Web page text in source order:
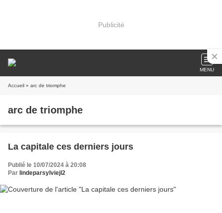
Publicité
MENU
Accueil » arc de triomphe
arc de triomphe
La capitale ces derniers jours
Publié le 10/07/2024 à 20:08
Par lindeparsylviejl2